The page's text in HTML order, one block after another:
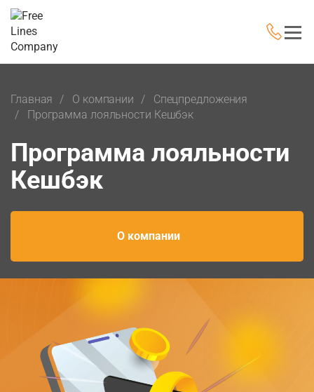
Главная О компании
Cпецпредложения
Программа лояльности Кешбэк
Программа лояльности
Кешбэк
О компании